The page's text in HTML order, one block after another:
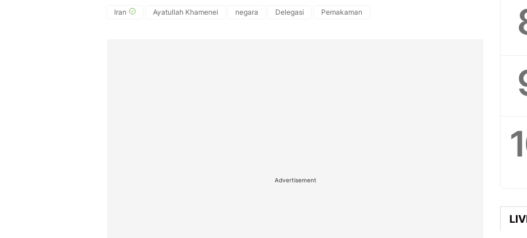
Iran Ayatullah Khamenei negara Delegasi Pemakaman
Advertisement